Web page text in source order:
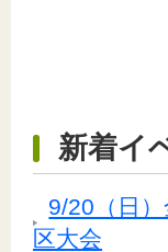
新着イ
9/20（日
区大会